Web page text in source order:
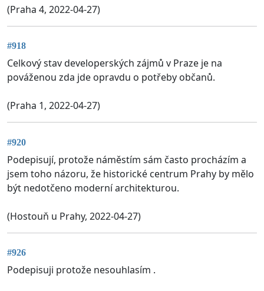
(Praha 4, 2022-04-27)
#918
Celkový stav developerských zájmů v Praze je na
pováženou zda jde opravdu o potřeby občanů.
(Praha 1, 2022-04-27)
#920
Podepisují, protože náměstím sám často procházím a
jsem toho názoru, že historické centrum Prahy by mělo
být nedotčeno moderní architekturou.
(Hostouň u Prahy, 2022-04-27)
#926
Podepisuji protože nesouhlasím .